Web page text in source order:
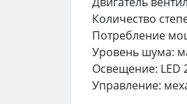
Количество
Потребление
Уровень шума:
Освещение: LED
Управление: